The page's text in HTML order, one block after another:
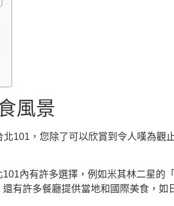
風景
101，您除了可以欣賞到令人嘆為
內有許多選擇，例如米其林二星的
有許多餐廳提供當地和國際美食，如